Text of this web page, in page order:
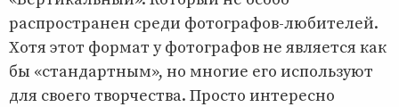
распространен среди фотографов-любителей.
Хотя этот формат у фотографов не является как
бы «стандартным», но многие его используют
для своего творчества. Просто интересно